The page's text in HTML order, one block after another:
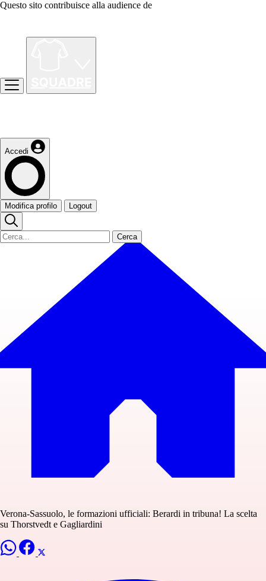
Questo sito contribuisce alla audience de
Accedi
Modifica profilo Logout
Cerca
Verona-Sassuolo, le formazioni ufficiali: Berardi in tribuna! La scelta
su Thorstvedt e Gagliardini